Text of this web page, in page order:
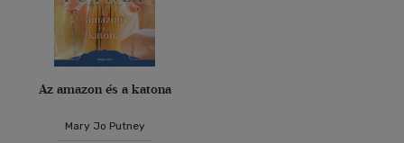
Az amazon és a katona
Mary Jo Putney